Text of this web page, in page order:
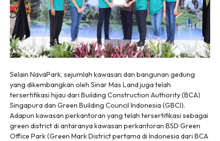
Selain NavaPark, sejumlah kawasan dan bangunan gedung
yang dikembangkan oleh Sinar Mas Land juga telah
tersertifikasi hijau dari Building Construction Authority (BCA)
Singapura dan Green Building Council Indonesia (GBCI).
Adapun kawasan perkantoran yang telah tersertifikasi sebagai
green districtdi antaranya kawasan perkantoran BSD Green
Office Park (Green Mark District pertama di Indonesia dari BCA